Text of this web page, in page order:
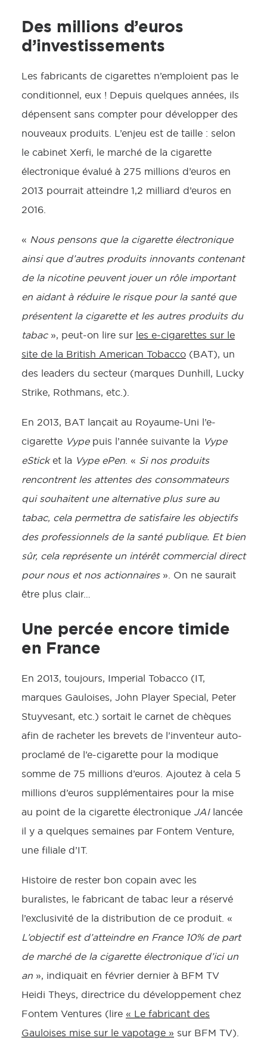
Des millions d’euros
d’investissements
Les fabricants de cigarettes n’emploient pas le
conditionnel, eux ! Depuis quelques années, ils
dépensent sans compter pour développer des
nouveaux produits. L’enjeu est de taille : selon
le cabinet Xerfi, le marché de la cigarette
électronique évalué à 275 millions d’euros en
2013 pourrait atteindre 1,2 milliard d’euros en
2016.
« Nous pensons que la cigarette électronique
ainsi que d’autres produits innovants contenant
de la nicotine peuvent jouer un rôle important
en aidant à réduire le risque pour la santé que
présentent la cigarette et les autres produits du
tabac», peut-on lire sur les e-cigarettes sur le
site de la British American Tobacco (BAT), un
des leaders du secteur (marques Dunhill, Lucky
Strike, Rothmans, etc.).
En 2013, BAT lançait au Royaume-Uni l’e-
cigarette Vypepuis l’année suivante la Vype
eSticket la Vype ePen . « Si nos produits
rencontrent les attentes des consommateurs
qui souhaitent une alternative plus sure au
tabac, cela permettra de satisfaire les objectifs
des professionnels de la santé publique. Et bien
sûr, cela représente un intérêt commercial direct
pour nous et nos actionnaires». On ne saurait
être plus clair…
Une percée encore timide
en France
En 2013, toujours, Imperial Tobacco (IT,
marques Gauloises, John Player Special, Peter
Stuyvesant, etc.) sortait le carnet de chèques
afin de racheter les brevets de l’inventeur auto-
proclamé de l’e-cigarette pour la modique
somme de 75 millions d’euros. Ajoutez à cela 5
millions d’euros supplémentaires pour la mise
au point de la cigarette électronique JAIlancée
il y a quelques semaines par Fontem Venture,
une filiale d’IT.
Histoire de rester bon copain avec les
buralistes, le fabricant de tabac leur a réservé
l’exclusivité de la distribution de ce produit. «
L’objectif est d’atteindre en France 10% de part
de marché de la cigarette électronique d’ici un
an », indiquait en février dernier à BFM TV
Heidi Theys, directrice du développement chez
Fontem Ventures (lire « Le fabricant des
Gauloises mise sur le vapotage » sur BFM TV).